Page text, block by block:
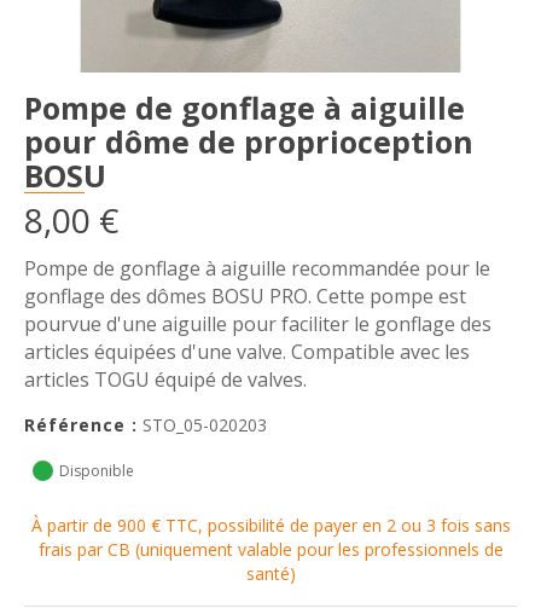
Pompe de gonflage à aiguille
pour dôme de proprioception
BOSU
8,00 €
Pompe de gonflage à aiguille recommandée pour le
gonflage des dômes BOSU PRO. Cette pompe est
pourvue d'une aiguille pour faciliter le gonflage des
articles équipées d'une valve. Compatible avec les
articles TOGU équipé de valves.
Référence : STO_05-020203
Disponible
À partir de 900 € TTC, possibilité de payer en 2 ou 3 fois sans
frais par CB (uniquement valable pour les professionnels de
santé)